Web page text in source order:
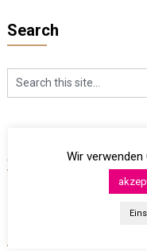
Search
ArchivesWir